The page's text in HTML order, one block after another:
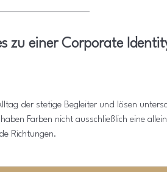
zu einer Corporate
der stetige Begleiter und lösen
Farben nicht ausschließlich eine
Richtungen.